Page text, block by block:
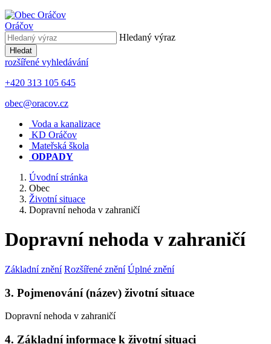
Oráčov
Hledaný výraz
Hledat
rozšířené vyhledávání
+420 313 105 645
obec@oracov.cz
Voda a kanalizace
KD Oráčov
Mateřská škola
ODPADY
Úvodní stránka
Obec
Životní situace
Dopravní nehoda v zahraničí
Dopravní nehoda v zahraničí
Základní znění Rozšířené znění Úplné znění
3. Pojmenování (název) životní situace
Dopravní nehoda v zahraničí
4. Základní informace k životní situaci